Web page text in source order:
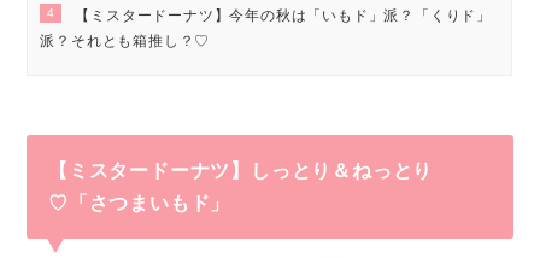
4
【ミスタードーナツ】今年の秋は「いもド」派？「くりド」
派？それとも箱推し？♡
【ミスタードーナツ】
しっとり＆ねっとり
♡「さつまいもド」